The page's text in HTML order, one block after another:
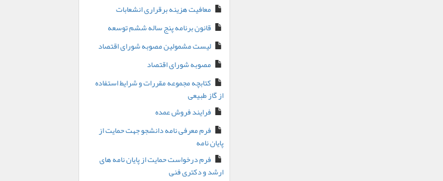
معافیت هزینه برقراری انشعابات
قانون برنامه پنج ساله ششم توسعه
لیست مشمولین مصوبه شورای اقتصاد
مصوبه شورای اقتصاد
کتابچه مجموعه مقررات و شرایط استفاده
از گاز طبیعی
فرایند فروش عمده
فرم معرفی نامه دانشجو جهت حمایت از
پایان نامه
فرم درخواست حمایت از پایان نامه های
ارشد و دکتری فنی